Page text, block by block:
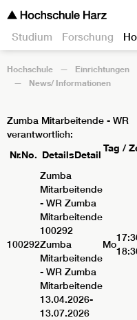
Studium Forschung
Hochschule Einrichtungen
News/ Informationen
Zumba Mitarbeitende - WR
verantwortlich:
Nr.No. DetailsDetail
Tag /
100292
Zumba
Mitarbeitende
- WR Zumba
Mitarbeitende
100292
Zumba
Mitarbeitende
- WR Zumba
Mitarbeitende
13.04.2026-
13.07.2026
Mo